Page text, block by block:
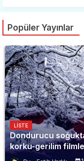
Popüler Yayınlar
LISTE
Dondurucu
korku-gerilim